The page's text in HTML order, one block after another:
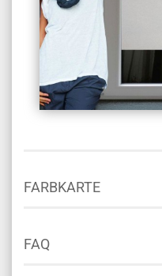
FARBKARTE
FAQ